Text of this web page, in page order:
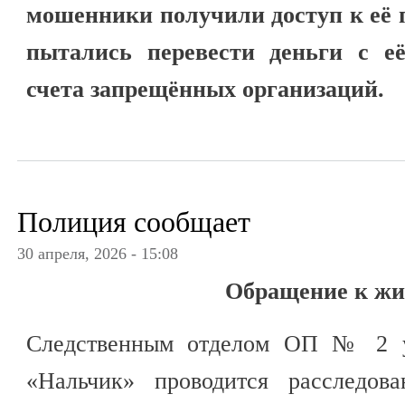
мошенники получили доступ к
пытались перевести деньги с
счета запрещённых организаций.
Полиция сообщает
30 апреля, 2026 - 15:08
Обращение к
Следственным отделом ОП № 2
«Нальчик» проводится